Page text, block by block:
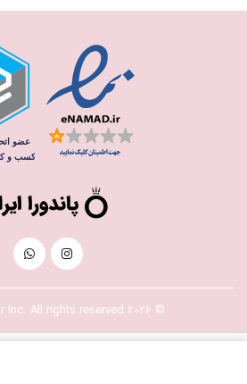
© 2026 Pandora-Iran.ir Inc. All rights reserved